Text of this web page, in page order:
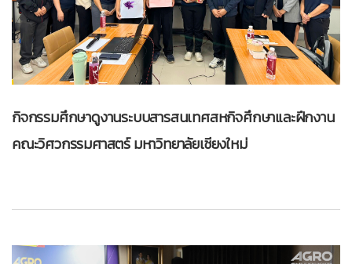
กิจกรรมศึกษาดูงานระบบสารสนเทศสหกิจศึกษาและฝึกงาน
คณะวิศวกรรมศาสตร์ มหาวิทยาลัยเชียงใหม่